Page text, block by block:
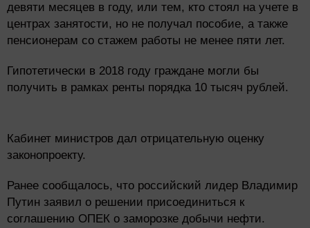
девяти месяцев в году, или тем, кто стоял на учете в
центрах занятости, но не получал пособие, а также
пенсионерам со стажем работы не менее пяти лет.
Гипотетически в 2018 году граждане могли бы
получить в рамках ренты порядка 10 тысяч рублей.
Кабинет министров дал отрицательную оценку
законопроекту.
Ранее сообщалось, что российский лидер Владимир
Путин заявил о решении присоединиться к
соглашению ОПЕК о заморозке добычи нефти.